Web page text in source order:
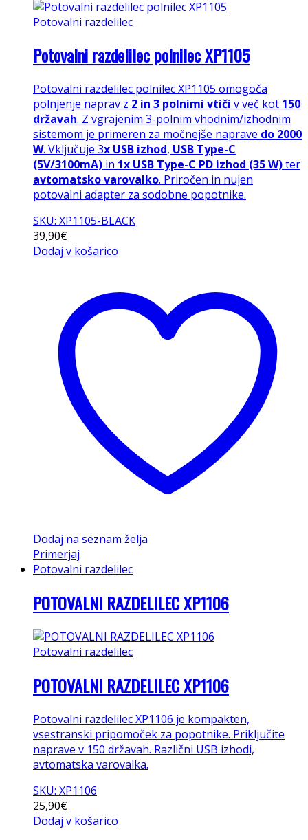
Potovalni razdelilec
Potovalni razdelilec polnilec XP1105
Potovalni razdelilec polnilec XP1105 omogoča
polnjenje naprav z 2 in 3 polnimi vtiči v več kot 150
državah. Z vgrajenim 3-polnim vhodnim/izhodnim
sistemom je primeren za močnejše naprave do 2000
W. Vključuje 3x USB izhod, USB Type-C
(5V/3100mA) in 1x USB Type-C PD izhod (35 W)ter
avtomatsko varovalko. Priročen in nujen
potovalni adapter za sodobne popotnike.
SKU: XP1105-BLACK
39,90€
Dodaj v košarico
Dodaj na seznam želja
Primerjaj
Potovalni razdelilec
POTOVALNI RAZDELILEC XP1106
Potovalni razdelilec
POTOVALNI RAZDELILEC XP1106
Potovalni razdelilec XP1106 je kompakten,
vsestranski pripomoček za popotnike. Priključite
naprave v 150 državah. Različni USB izhodi,
avtomatska varovalka.
SKU: XP1106
25,90€
Dodaj v košarico